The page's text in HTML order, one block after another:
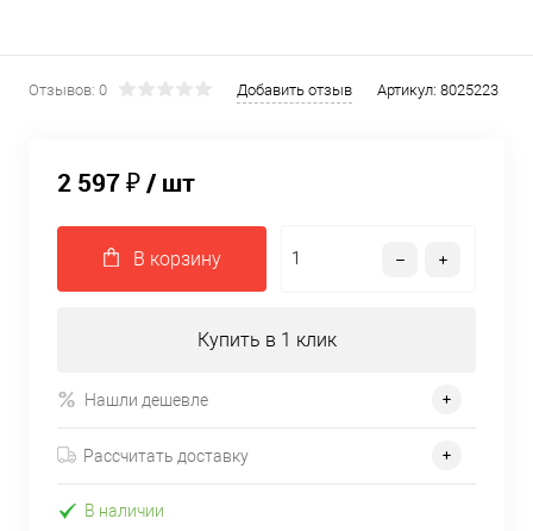
Отзывов: 0 Добавить отзыв Артикул: 8025223
2 597 ₽/ шт
В корзину
Купить в 1 клик
Нашли дешевле
Рассчитать доставку
В наличии